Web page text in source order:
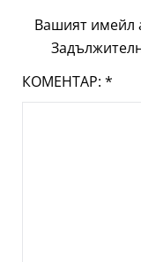
Вашият имейл
КОМЕНТАР: *